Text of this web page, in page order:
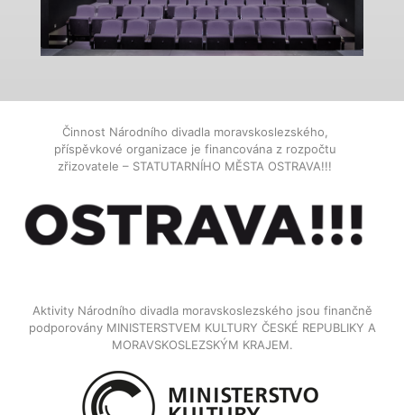
Činnost Národního divadla moravskoslezského,
příspěvkové organizace je financována z rozpočtu
zřizovatele – STATUTARNÍHO MĚSTA OSTRAVA!!!
Aktivity Národního divadla moravskoslezského jsou finančně
podporovány MINISTERSTVEM KULTURY ČESKÉ REPUBLIKY A
MORAVSKOSLEZSKÝM KRAJEM.